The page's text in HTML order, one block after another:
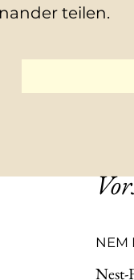
teilen.
NEM